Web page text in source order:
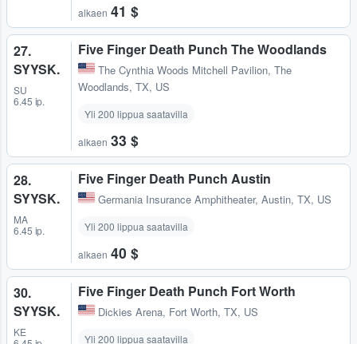
alkaen 41 $
27.
SYYSK.
SU
6.45 ip.
Five Finger Death Punch The Woodlands
The Cynthia Woods Mitchell Pavilion, The
Woodlands, TX, US
Yli 200 lippua saatavilla
alkaen 33 $
28.
SYYSK.
MA
6.45 ip.
Five Finger Death Punch Austin
Germania Insurance Amphitheater, Austin, TX, US
Yli 200 lippua saatavilla
alkaen 40 $
30.
SYYSK.
KE
Five Finger Death Punch Fort Worth
Dickies Arena, Fort Worth, TX, US
Yli 200 lippua saatavilla